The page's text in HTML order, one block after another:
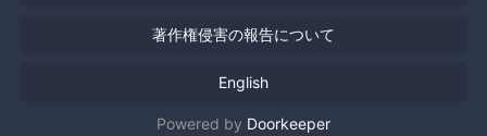
著作権侵害の報告について
English
Powered by Doorkeeper